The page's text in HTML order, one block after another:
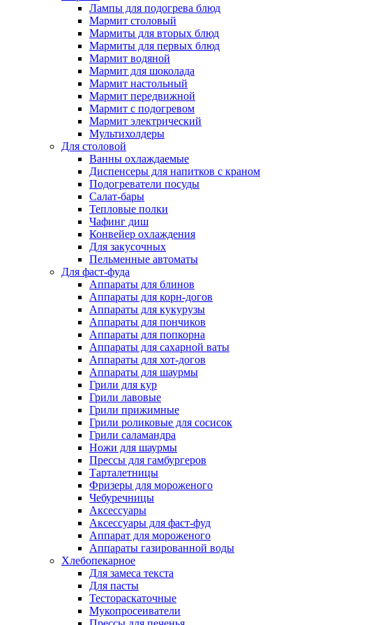
Лампы для подогрева блюд
Мармит столовый
Мармиты для вторых блюд
Мармиты для первых блюд
Мармит водяной
Мармит для шоколада
Мармит настольный
Мармит передвижной
Мармит с подогревом
Мармит электрический
Мультихолдеры
Для столовой
Ванны охлаждаемые
Диспенсеры для напитков с краном
Подогреватели посуды
Салат-бары
Тепловые полки
Чафинг диш
Конвейер охлаждения
Для закусочных
Пельменные автоматы
Для фаст-фуда
Аппараты для блинов
Аппараты для корн-догов
Аппараты для кукурузы
Аппараты для пончиков
Аппараты для попкорна
Аппараты для сахарной ваты
Аппараты для хот-догов
Аппараты для шаурмы
Грили для кур
Грили лавовые
Грили прижимные
Грили роликовые для сосисок
Грили саламандра
Ножи для шаурмы
Прессы для гамбургеров
Тарталетницы
Фризеры для мороженого
Чебуречницы
Аксессуары
Аксессуары для фаст-фуд
Аппарат для мороженого
Аппараты газированной воды
Хлебопекарное
Для замеса текста
Для пасты
Тестораскаточные
Мукопросеиватели